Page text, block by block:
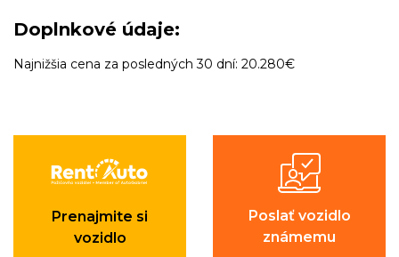
Doplnkové údaje:
Najnižšia cena za posledných 30 dní: 20.280€
Prenajmite si
vozidlo
Poslať vozidlo
známemu